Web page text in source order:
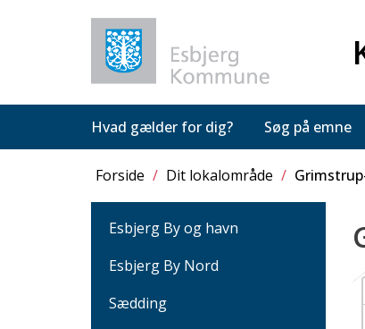
Hvad gælder for dig? Søg på emne
Forside / Dit lokalområde /
Esbjerg By og havn
Esbjerg By Nord
Sædding